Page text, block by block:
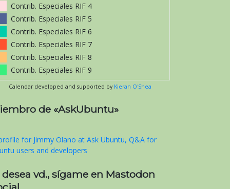
Contrib. Especiales RIF 4
Contrib. Especiales RIF 5
Contrib. Especiales RIF 6
Contrib. Especiales RIF 7
Contrib. Especiales RIF 8
Contrib. Especiales RIF 9
Calendar developed and supported by Kieran O'Shea
de «AskUbuntu»
desea vd., sígame en Mastodon